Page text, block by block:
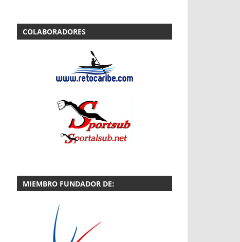
COLABORADORES
MIEMBRO FUNDADOR DE: